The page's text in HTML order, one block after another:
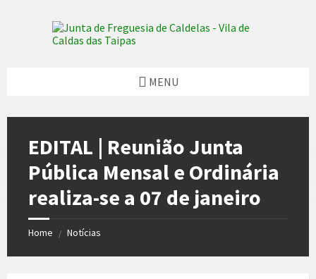
MENU
EDITAL | Reunião Junta
Pública Mensal e Ordinária
realiza-se a 07 de janeiro
Home / Notícias